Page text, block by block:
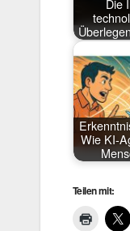
Die
Wie KI-
Teilen mit: